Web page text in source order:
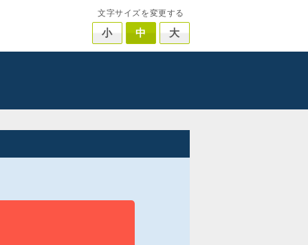
文字サイズを変更する
小 中 大